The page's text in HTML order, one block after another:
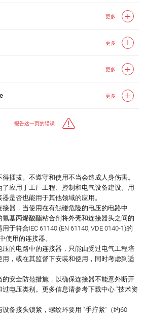
更多
更多
更多
更多
报告这一页的错误
插拔。不遵守和使用不当会造成人身伤害。
应用于工厂工程、控制和电气设备建设。用
是否也能用于其他领域的应用。
接器，当使用在有触碰危险的电压的电路中
氰基丙烯酸酯粘合剂将外壳和连接器头之间的
于符合IEC 61140 (EN 61140, VDE 0140-1)的
使用的连接器。
压的电路中的连接器，只能由受过电气工程培
用，或在其监督下安装和使用，同时考虑到适
的安全防范措施，以确保连接器不能意外断开
电压类别。更多信息请参考下载中心 "技术资
设备接头锁紧，螺纹环要用 "手拧紧"（约60